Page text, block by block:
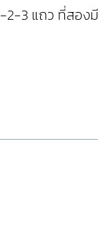
3 แถว ที่สอง